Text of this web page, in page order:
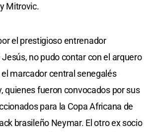
Mitrovic.
el prestigioso entrenador
no pudo contar con el arquero
marcador central senegalés
quienes fueron convocados por sus
para la Copa Africana de
brasileño Neymar. El otro ex socio